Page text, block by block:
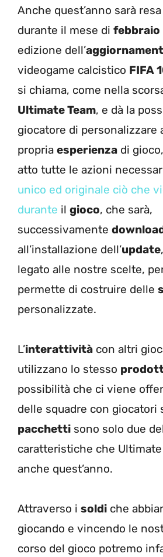
Anche quest’anno sarà
durante il mese di febbraio
edizione dell’
videogame calcistico FIFA
si chiama, come nella
Ultimate Team, e dà la
giocatore di personalizzare
propria esperienza di
atto tutte le azioni
unico ed originale ciò che
durante il gioco, che sarà,
successivamente
all’installazione dell’update
legato alle nostre scelte,
permette di costruire delle
personalizzate.
L’interattività con altri
utilizzano lo stesso
possibilità che ci viene
delle squadre con giocatori
pacchetti sono solo due
caratteristiche che
anche quest’anno.
Attraverso i soldi che
giocando e vincendo le
corso del gioco potremo